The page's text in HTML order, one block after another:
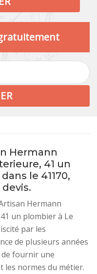
Hermann
41 un
le 41170,
Hermann
un plombier à Le
par les
de plusieurs années
de fournir une
les normes du métier.